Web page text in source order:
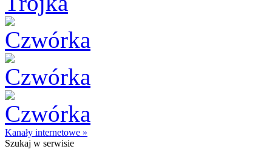
Kanały internetowe »
Szukaj w serwisie